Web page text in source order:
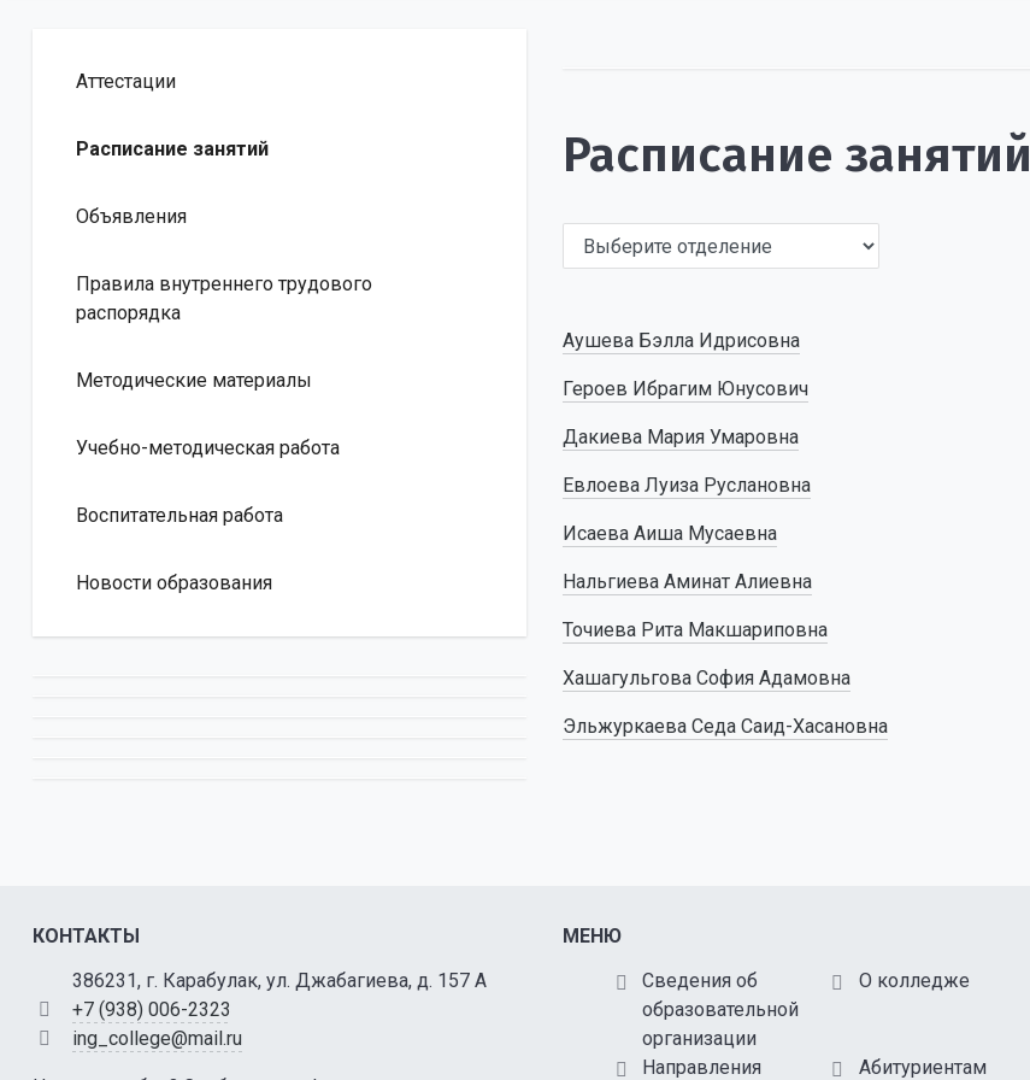
Аттестации
Расписание занятий
Объявления
Правила внутреннего трудового
распорядка
Методические материалы
Учебно-методическая работа
Воспитательная работа
Новости образования
Расписание занятий
Аушева Бэлла Идрисовна
Героев Ибрагим Юнусович
Дакиева Мария Умаровна
Евлоева Луиза Руслановна
Исаева Аиша Мусаевна
Нальгиева Аминат Алиевна
Точиева Рита Макшариповна
Хашагульгова София Адамовна
Эльжуркаева Седа Саид-Хасановна
КОНТАКТЫ
386231, г. Карабулак, ул. Джабагиева, д. 157 А
+7 (938) 006-2323
ing_college@mail.ru
МЕНЮ
Сведения об
образовательной
организации
О колледже
Направления Абитуриентам